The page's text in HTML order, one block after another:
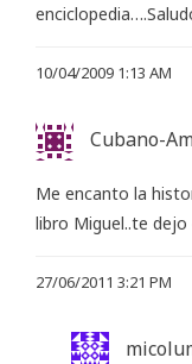
10/04/2009 1:13 AM
Cubano-
Me encanto la
libro Miguel..te
27/06/2011 3:21 PM